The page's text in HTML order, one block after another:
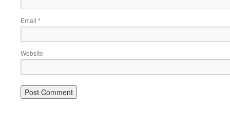
Email *
Website